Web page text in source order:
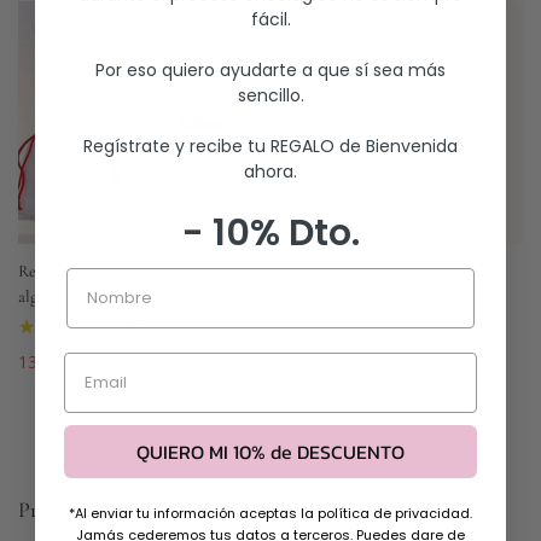
Relleno extra para prótesis de
algodón mastectomía
(1)
Precio
13,48 €
Precio
15,29 €
Prótesis de Mama de Algodón
Precio
27,90 €
Prótesis post operatorio
fácil.
Por eso quiero ayudarte a que sí sea más
sencillo.
Regístrate y recibe tu REGALO de Bienvenida
ahora.
- 10% Dto.
Nombre
Email
QUIERO MI 10% de DESCUENTO
*Al enviar tu información aceptas la política de privacidad.
Jamás cederemos tus datos a terceros. Puedes dare de